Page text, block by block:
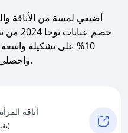
أضيفي لمسة من الأناقة
خصم
10% على تشكيلة
واحصلي على العباية التي طالما حلمت بها.
أناقة
(0 تقييمات)